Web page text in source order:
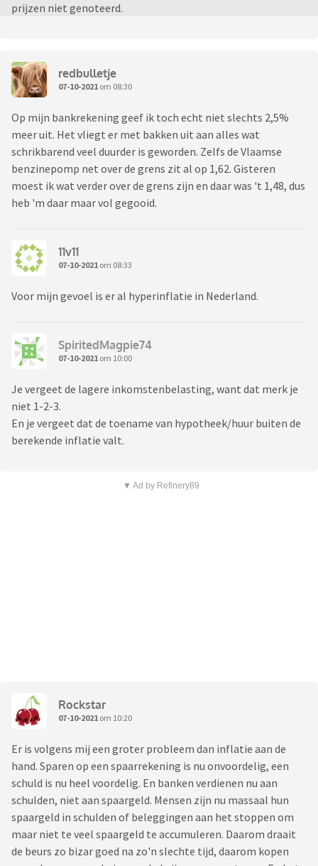
prijzen niet genoteerd.
redbulletje
07-10-2021 om 08:30
Op mijn bankrekening geef ik toch echt niet slechts 2,5%
meer uit. Het vliegt er met bakken uit aan alles wat
schrikbarend veel duurder is geworden. Zelfs de Vlaamse
benzinepomp net over de grens zit al op 1,62. Gisteren
moest ik wat verder over de grens zijn en daar was 't 1,48, dus
heb 'm daar maar vol gegooid.
11v11
07-10-2021 om 08:33
Voor mijn gevoel is er al hyperinflatie in Nederland.
SpiritedMagpie74
07-10-2021 om 10:00
Je vergeet de lagere inkomstenbelasting, want dat merk je
niet 1-2-3.
En je vergeet dat de toename van hypotheek/huur buiten de
berekende inflatie valt.
▼ Ad by Refinery89
Rockstar
07-10-2021 om 10:20
Er is volgens mij een groter probleem dan inflatie aan de
hand. Sparen op een spaarrekening is nu onvoordelig, een
schuld is nu heel voordelig. En banken verdienen nu aan
schulden, niet aan spaargeld. Mensen zijn nu massaal hun
spaargeld in schulden of beleggingen aan het stoppen om
maar niet te veel spaargeld te accumuleren. Daarom draait
de beurs zo bizar goed na zo'n slechte tijd, daarom kopen